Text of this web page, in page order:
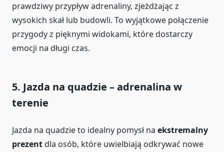
prawdziwy przypływ adrenaliny, zjeżdżając z
wysokich skał lub budowli. To wyjątkowe połączenie
przygody z pięknymi widokami, które dostarczy
emocji na długi czas.
5. Jazda na quadzie – adrenalina w
terenie
Jazda na quadzie to idealny pomysł na ekstremalny
prezentdla osób, które uwielbiają odkrywać nowe